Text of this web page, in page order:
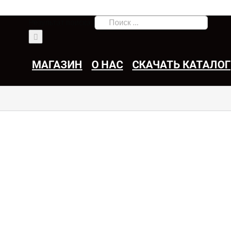
МАГАЗИН О НАС СКАЧАТЬ КАТАЛОГ